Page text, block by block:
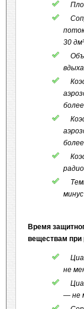
30
Время
веществам при
не
— не